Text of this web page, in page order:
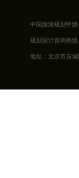
中国旅游规划甲
规划设计咨询热线
地址：北京市东城